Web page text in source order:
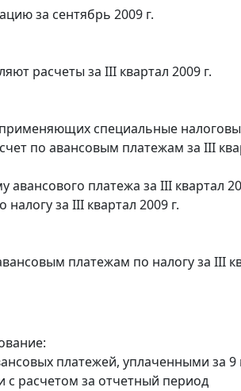
за сентябрь 2009 г.
расчеты за III квартал 2009 г.
специальные
по авансовым платежам за III
платежа за III квартал
за III квартал 2009 г.
платежам по налогу за III
платежей, уплаченными за 9
с расчетом за отчетный период